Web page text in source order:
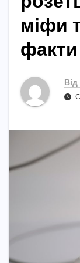
міфи
факти
Від